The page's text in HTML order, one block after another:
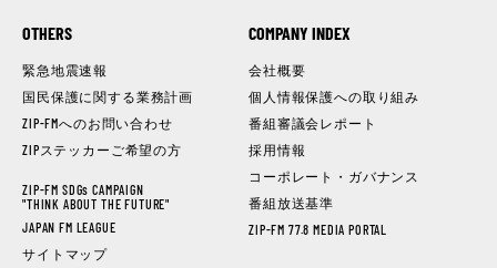
OTHERS
緊急地震速報
国民保護に関する業務計画
ZIP-FMへのお問い合わせ
ZIPステッカーご希望の方
ZIP-FM SDGs CAMPAIGN
"THINK ABOUT THE FUTURE"
JAPAN FM LEAGUE
サイトマップ
COMPANY INDEX
会社概要
個人情報保護への取り組み
番組審議会レポート
採用情報
コーポレート・ガバナンス
番組放送基準
ZIP-FM 77.8 MEDIA PORTAL